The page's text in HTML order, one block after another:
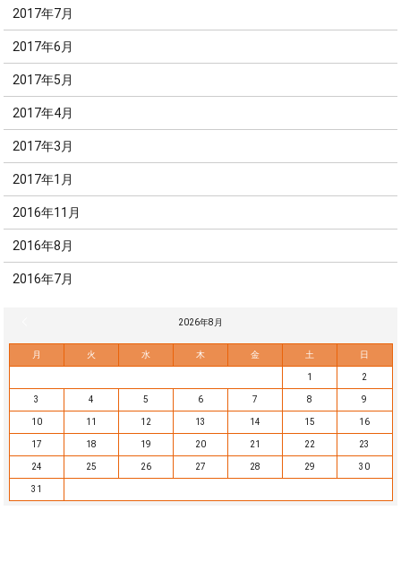
2017年7月
2017年6月
2017年5月
2017年4月
2017年3月
2017年1月
2016年11月
2016年8月
2016年7月
2026年8月
月 火 水 木 金 土 日
1 2
3 4 5 6 7 8 9
10 11 12 13 14 15 16
17 18 19 20 21 22 23
24 25 26 27 28 29 30
31